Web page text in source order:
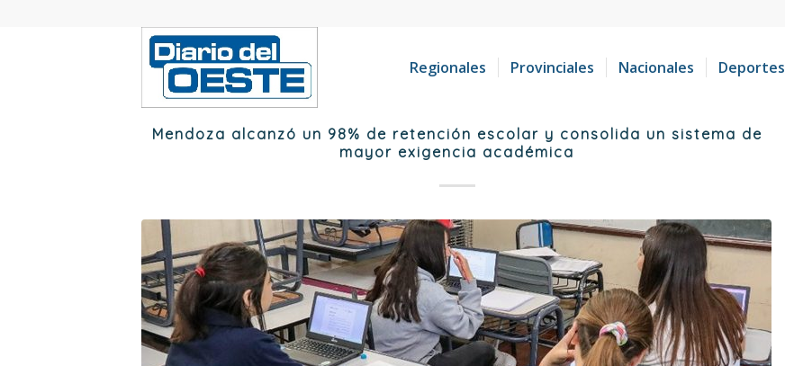
Regionales Provinciales Nacionales Deportes
Mendoza alcanzó un 98% de retención escolar y consolida un sistema de
mayor exigencia académica